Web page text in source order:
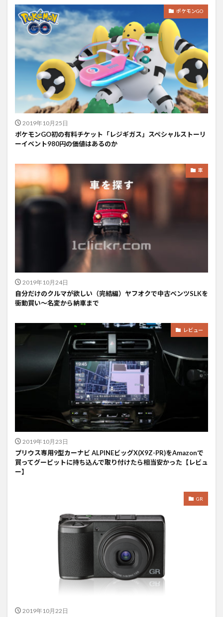
ポケモンGO
2019年10月25日
ポケモンGO初の有料チケット「レジギガス」スペシャルストーリ
ーイベント980円の価値はあるのか
車
2019年10月24日
自分だけのクルマが欲しい（完結編）ヤフオクで中古ベンツSLKを
衝動買い〜名変から納車まで
レビュー
2019年10月23日
プリウス専用9型カーナビ ALPINEビッグX(X9Z-PR)をAmazonで
買ってグーピットに持ち込んで取り付けたら相当安かった【レビュ
ー】
GR
2019年10月22日